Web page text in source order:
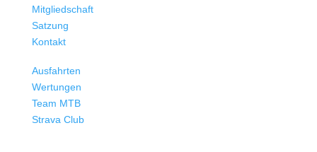
Mitgliedschaft
Satzung
Kontakt
Ausfahrten
Wertungen
Team MTB
Strava Club